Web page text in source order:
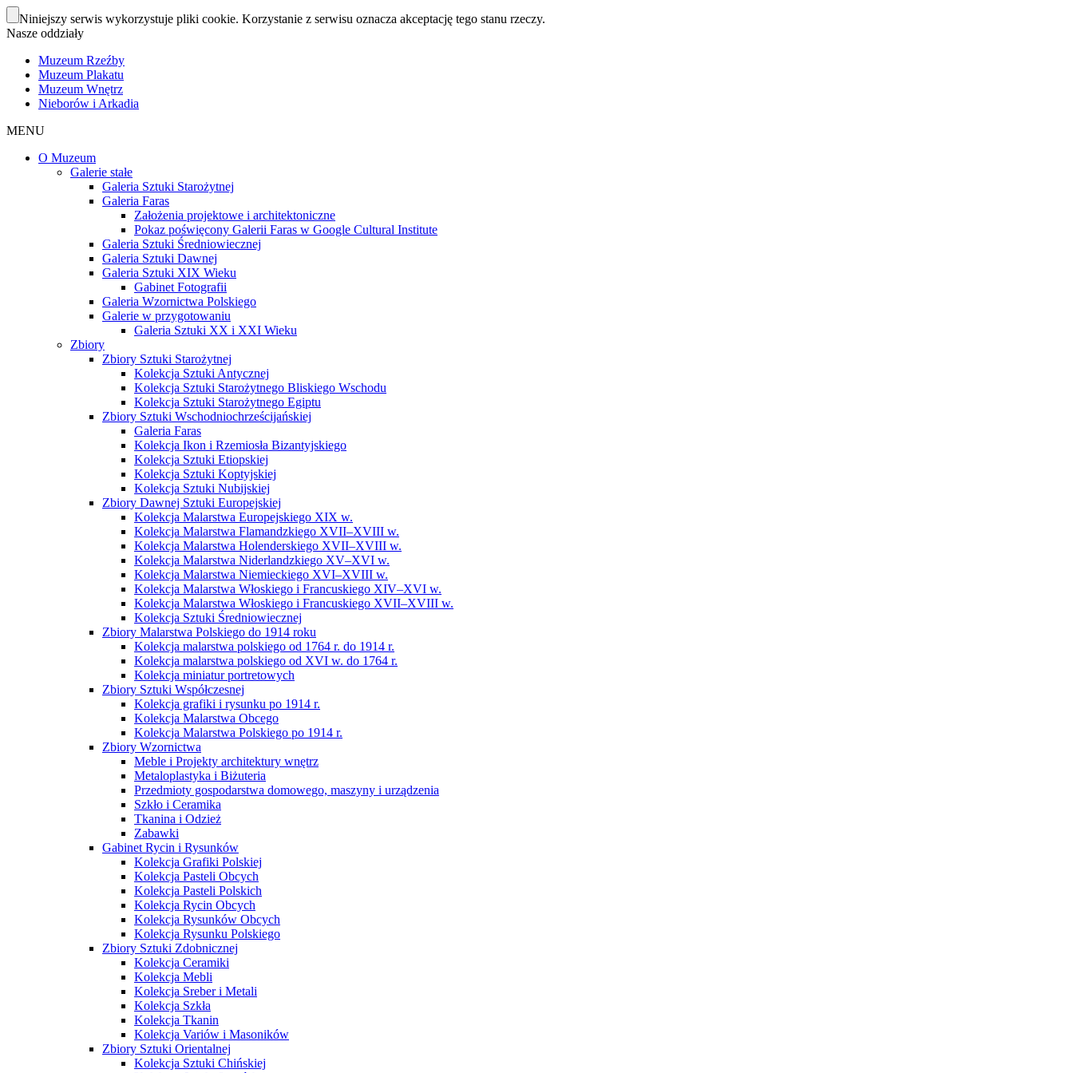
Niniejszy serwis wykorzystuje pliki cookie. Korzystanie z serwisu oznacza akceptację tego stanu rzeczy.
Nasze oddziały
Muzeum Rzeźby
Muzeum Plakatu
Muzeum Wnętrz
Nieborów i Arkadia
MENU
O Muzeum
Galerie stałe
Galeria Sztuki Starożytnej
Galeria Faras
Założenia projektowe i architektoniczne
Pokaz poświęcony Galerii Faras w Google Cultural Institute
Galeria Sztuki Średniowiecznej
Galeria Sztuki Dawnej
Galeria Sztuki XIX Wieku
Gabinet Fotografii
Galeria Wzornictwa Polskiego
Galerie w przygotowaniu
Galeria Sztuki XX i XXI Wieku
Zbiory
Zbiory Sztuki Starożytnej
Kolekcja Sztuki Antycznej
Kolekcja Sztuki Starożytnego Bliskiego Wschodu
Kolekcja Sztuki Starożytnego Egiptu
Zbiory Sztuki Wschodniochrześcijańskiej
Galeria Faras
Kolekcja Ikon i Rzemiosła Bizantyjskiego
Kolekcja Sztuki Etiopskiej
Kolekcja Sztuki Koptyjskiej
Kolekcja Sztuki Nubijskiej
Zbiory Dawnej Sztuki Europejskiej
Kolekcja Malarstwa Europejskiego XIX w.
Kolekcja Malarstwa Flamandzkiego XVII–XVIII w.
Kolekcja Malarstwa Holenderskiego XVII–XVIII w.
Kolekcja Malarstwa Niderlandzkiego XV–XVI w.
Kolekcja Malarstwa Niemieckiego XVI–XVIII w.
Kolekcja Malarstwa Włoskiego i Francuskiego XIV–XVI w.
Kolekcja Malarstwa Włoskiego i Francuskiego XVII–XVIII w.
Kolekcja Sztuki Średniowiecznej
Zbiory Malarstwa Polskiego do 1914 roku
Kolekcja malarstwa polskiego od 1764 r. do 1914 r.
Kolekcja malarstwa polskiego od XVI w. do 1764 r.
Kolekcja miniatur portretowych
Zbiory Sztuki Współczesnej
Kolekcja grafiki i rysunku po 1914 r.
Kolekcja Malarstwa Obcego
Kolekcja Malarstwa Polskiego po 1914 r.
Zbiory Wzornictwa
Meble i Projekty architektury wnętrz
Metaloplastyka i Biżuteria
Przedmioty gospodarstwa domowego, maszyny i urządzenia
Szkło i Ceramika
Tkanina i Odzież
Zabawki
Gabinet Rycin i Rysunków
Kolekcja Grafiki Polskiej
Kolekcja Pasteli Obcych
Kolekcja Pasteli Polskich
Kolekcja Rycin Obcych
Kolekcja Rysunków Obcych
Kolekcja Rysunku Polskiego
Zbiory Sztuki Zdobnicznej
Kolekcja Ceramiki
Kolekcja Mebli
Kolekcja Sreber i Metali
Kolekcja Szkła
Kolekcja Tkanin
Kolekcja Variów i Masoników
Zbiory Sztuki Orientalnej
Kolekcja Sztuki Chińskiej